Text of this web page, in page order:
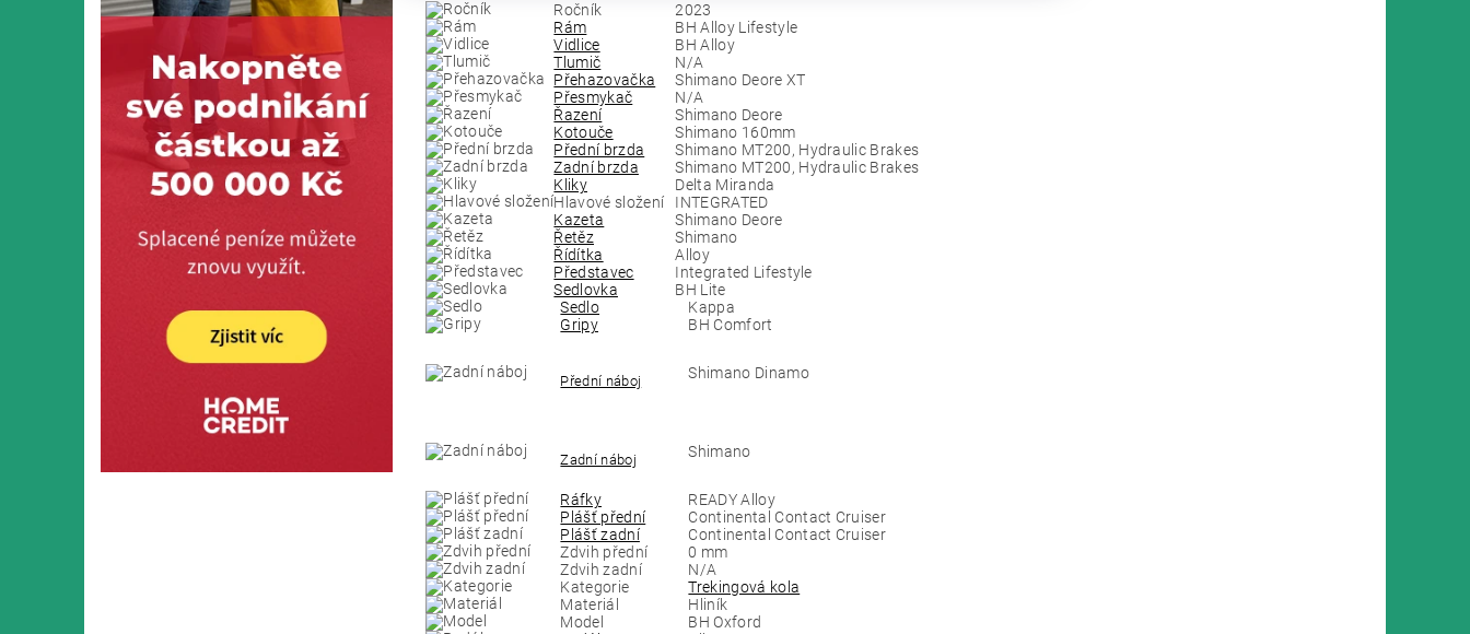
Ročník
2023
Rám
BH Alloy Lifestyle
Vidlice
BH Alloy
Tlumič
N/A
Přehazovačka
Shimano Deore XT
Přesmykač
N/A
Řazení
Shimano Deore
Kotouče
Shimano 160mm
Přední brzda
Shimano MT200, Hydraulic Brakes
Zadní brzda
Shimano MT200, Hydraulic Brakes
Kliky
Delta Miranda
Hlavové složení INTEGRATED
Kazeta
Shimano Deore
Řetěz
Shimano
Řídítka
Alloy
Představec
Integrated Lifestyle
Sedlovka
BH Lite
Sedlo
Kappa
Gripy
BH Comfort
Přední náboj Shimano Dinamo
Zadní náboj Shimano
Ráfky
READY Alloy
Plášť přední
Continental Contact Cruiser
Plášť zadní
Continental Contact Cruiser
Zdvih přední
0 mm
Zdvih zadní
N/A
Kategorie
Trekingová kola
Materiál
Hliník
Model
BH Oxford